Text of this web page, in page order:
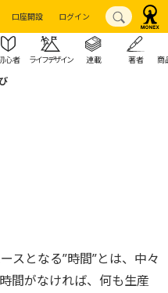
口座開設 ログイン
心者 ライフデザイン 連載 著者 商
スとなる”時間”とは、中々
間がなければ、何も生産